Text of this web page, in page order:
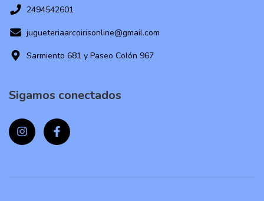
2494542601
jugueteriaarcoirisonline@gmail.com
Sarmiento 681 y Paseo Colón 967
Sigamos conectados